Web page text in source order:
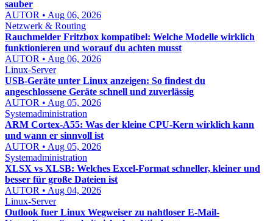
sauber
AUTOR • Aug 06, 2026
Netzwerk & Routing
Rauchmelder Fritzbox kompatibel: Welche Modelle wirklich
funktionieren und worauf du achten musst
AUTOR • Aug 06, 2026
Linux-Server
USB-Geräte unter Linux anzeigen: So findest du
angeschlossene Geräte schnell und zuverlässig
AUTOR • Aug 05, 2026
Systemadministration
ARM Cortex-A55: Was der kleine CPU-Kern wirklich kann
und wann er sinnvoll ist
AUTOR • Aug 05, 2026
Systemadministration
XLSX vs XLSB: Welches Excel-Format schneller, kleiner und
besser für große Dateien ist
AUTOR • Aug 04, 2026
Linux-Server
Outlook fuer Linux Wegweiser zu nahtloser E-Mail-